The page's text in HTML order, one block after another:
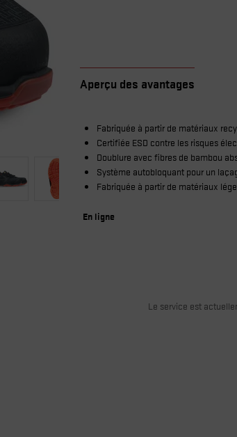
Aperçu des avantages
Fabriquée à partir de matériaux
Certifiée ESD contre les risques
Doublure avec fibres de bambou
Système autobloquant pour un
Fabriquée à partir de matériaux
En ligne
Le service est